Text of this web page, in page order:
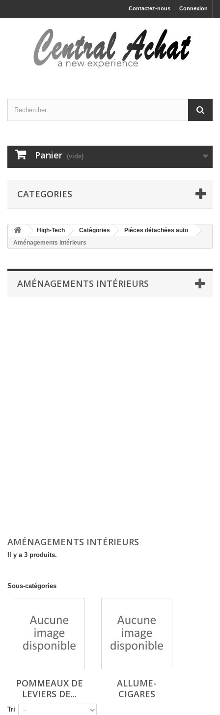
Connexion
Contactez-nous
Panier (vide)
CATEGORIES
High-Tech Catégories
Pièces détachées auto
Aménagements intérieurs
AMÉNAGEMENTS INTÉRIEURS
AMÉNAGEMENTS INTÉRIEURS
Il y a 3 produits.
Sous-catégories
POMMEAUX DE
LEVIERS DE...
ALLUME-
CIGARES
Tri